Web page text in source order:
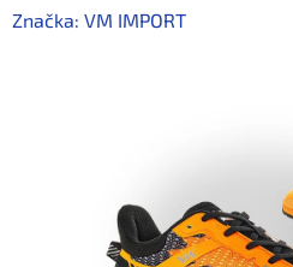
Značka: VM IMPORT